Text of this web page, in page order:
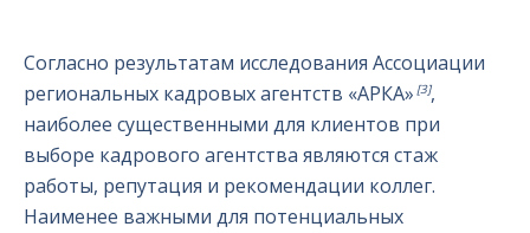
Согласно результатам исследования Ассоциации
региональных кадровых агентств «АРКА» [3],
наиболее существенными для клиентов при
выборе кадрового агентства являются стаж
работы, репутация и рекомендации коллег.
Наименее важными для потенциальных